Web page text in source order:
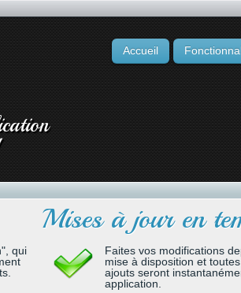
Accueil
qui
Mises à jour en
Faites vos modifications
mise à disposition et
ajouts seront
application.